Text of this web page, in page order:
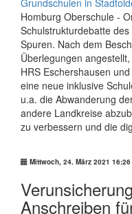
Homburg Oberschule -
Schulstrukturdebatte
Spuren. Nach dem
Überlegungen
HRS Eschershausen
eine neue inklusive
u.a. die Abwanderung
andere Landkreise
zu verbessern und die
Mittwoch, 24. März 2021
Anschreiben